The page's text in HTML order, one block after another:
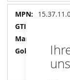
Mehr
Informationen